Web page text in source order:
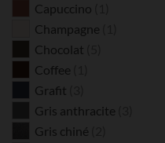
Capuccino
Champagne
Chocolat
Coffee
Grafit
Gris anthracite
Gris chiné